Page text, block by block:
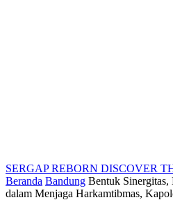
SERGAP REBORN DISCOVER
Beranda Bandung Bentuk
dalam Menjaga Harkamtibmas,